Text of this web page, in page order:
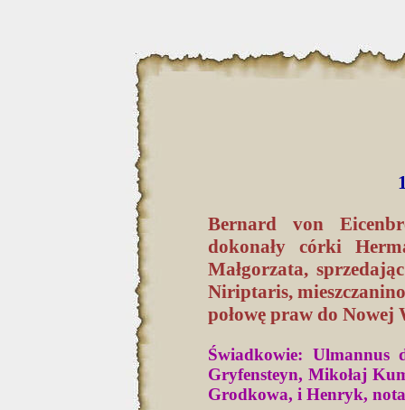
Bernard von
dokonały córki
Małgorzata,
Niriptaris,
połowę praw do Nowej
Świadkowie:
Gryfensteyn, Mikołaj
Grodkowa, i Henryk,